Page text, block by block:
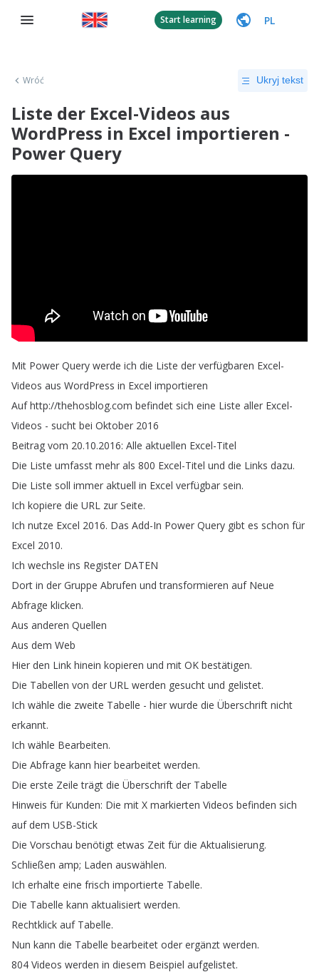
Start learning PL
Wróć Ukryj tekst
Liste der Excel-Videos aus
WordPress in Excel importieren -
Power Query
Mit Power Query werde ich die Liste der verfügbaren Excel-
Videos aus WordPress in Excel importieren
Auf http://thehosblog.com befindet sich eine Liste aller Excel-
Videos - sucht bei Oktober 2016
Beitrag vom 20.10.2016: Alle aktuellen Excel-Titel
Die Liste umfasst mehr als 800 Excel-Titel und die Links dazu.
Die Liste soll immer aktuell in Excel verfügbar sein.
Ich kopiere die URL zur Seite.
Ich nutze Excel 2016. Das Add-In Power Query gibt es schon für
Excel 2010.
Ich wechsle ins Register DATEN
Dort in der Gruppe Abrufen und transformieren auf Neue
Abfrage klicken.
Aus anderen Quellen
Aus dem Web
Hier den Link hinein kopieren und mit OK bestätigen.
Die Tabellen von der URL werden gesucht und gelistet.
Ich wähle die zweite Tabelle - hier wurde die Überschrift nicht
erkannt.
Ich wähle Bearbeiten.
Die Abfrage kann hier bearbeitet werden.
Die erste Zeile trägt die Überschrift der Tabelle
Hinweis für Kunden: Die mit X markierten Videos befinden sich
auf dem USB-Stick
Die Vorschau benötigt etwas Zeit für die Aktualisierung.
Schließen amp; Laden auswählen.
Ich erhalte eine frisch importierte Tabelle.
Die Tabelle kann aktualisiert werden.
Rechtklick auf Tabelle.
Nun kann die Tabelle bearbeitet oder ergänzt werden.
804 Videos werden in diesem Beispiel aufgelistet.